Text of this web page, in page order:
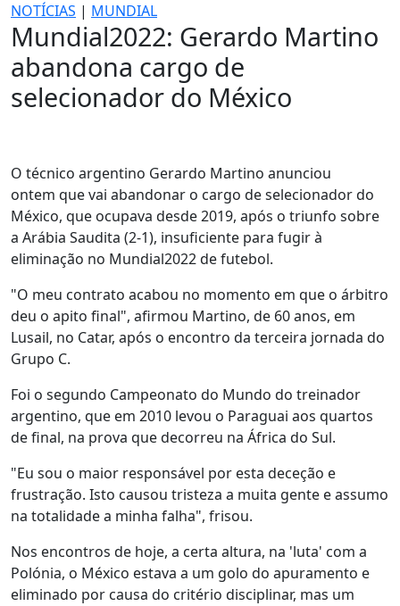
NOTÍCIAS | MUNDIAL
Mundial2022: Gerardo Martino
abandona cargo de
selecionador do México
O técnico argentino Gerardo Martino anunciou
ontem que vai abandonar o cargo de selecionador do
México, que ocupava desde 2019, após o triunfo sobre
a Arábia Saudita (2-1), insuficiente para fugir à
eliminação no Mundial2022 de futebol.
"O meu contrato acabou no momento em que o árbitro
deu o apito final", afirmou Martino, de 60 anos, em
Lusail, no Catar, após o encontro da terceira jornada do
Grupo C.
Foi o segundo Campeonato do Mundo do treinador
argentino, que em 2010 levou o Paraguai aos quartos
de final, na prova que decorreu na África do Sul.
"Eu sou o maior responsável por esta deceção e
frustração. Isto causou tristeza a muita gente e assumo
na totalidade a minha falha", frisou.
Nos encontros de hoje, a certa altura, na 'luta' com a
Polónia, o México estava a um golo do apuramento e
eliminado por causa do critério disciplinar, mas um